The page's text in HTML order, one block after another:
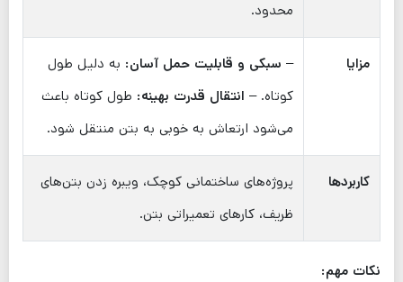
محدود.
مزایا – سبکی و قابلیت حمل آسان: به دلیل طول
کوتاه. – انتقال قدرت بهینه: طول کوتاه باعث
می‌شود ارتعاش به خوبی به بتن منتقل شود.
کاربردها
پروژه‌های ساختمانی کوچک، ویبره زدن بتن‌های
ظریف، کارهای تعمیراتی بتن.
نکات مهم: